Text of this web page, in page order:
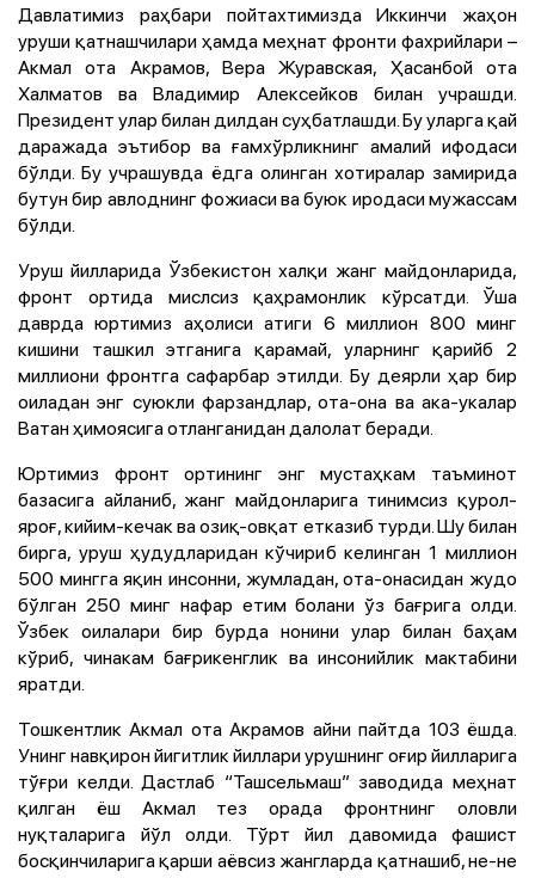
Давлатимиз раҳбари пойтахтимизда Иккинчи жаҳон
уруши қатнашчилари ҳамда меҳнат фронти фахрийлари –
Акмал ота Акрамов, Вера Журавская, Ҳасанбой ота
Халматов ва Владимир Алексейков билан учрашди.
Президент улар билан дилдан суҳбатлашди. Бу уларга қай
даражада эътибор ва ғамхўрликнинг амалий ифодаси
бўлди. Бу учрашувда ёдга олинган хотиралар замирида
бутун бир авлоднинг фожиаси ва буюк иродаси мужассам
бўлди.
Уруш йилларида Ўзбекистон халқи жанг майдонларида,
фронт ортида мислсиз қаҳрамонлик кўрсатди. Ўша
даврда юртимиз аҳолиси атиги 6 миллион 800 минг
кишини ташкил этганига қарамай, уларнинг қарийб 2
миллиони фронтга сафарбар этилди. Бу деярли ҳар бир
оиладан энг суюкли фарзандлар, ота-она ва ака-укалар
Ватан ҳимоясига отланганидан далолат беради.
Юртимиз фронт ортининг энг мустаҳкам таъминот
базасига айланиб, жанг майдонларига тинимсиз қурол-
яроғ, кийим-кечак ва озиқ-овқат етказиб турди. Шу билан
бирга, уруш ҳудудларидан кўчириб келинган 1 миллион
500 мингга яқин инсонни, жумладан, ота-онасидан жудо
бўлган 250 минг нафар етим болани ўз бағрига олди.
Ўзбек оилалари бир бурда нонини улар билан баҳам
кўриб, чинакам бағрикенглик ва инсонийлик мактабини
яратди.
Тошкентлик Акмал ота Акрамов айни пайтда 103 ёшда.
Унинг навқирон йигитлик йиллари урушнинг оғир йилларига
тўғри келди. Дастлаб “Ташсельмаш” заводида меҳнат
қилган ёш Акмал тез орада фронтнинг оловли
нуқталарига йўл олди. Тўрт йил давомида фашист
босқинчиларига қарши аёвсиз жангларда қатнашиб, не-не